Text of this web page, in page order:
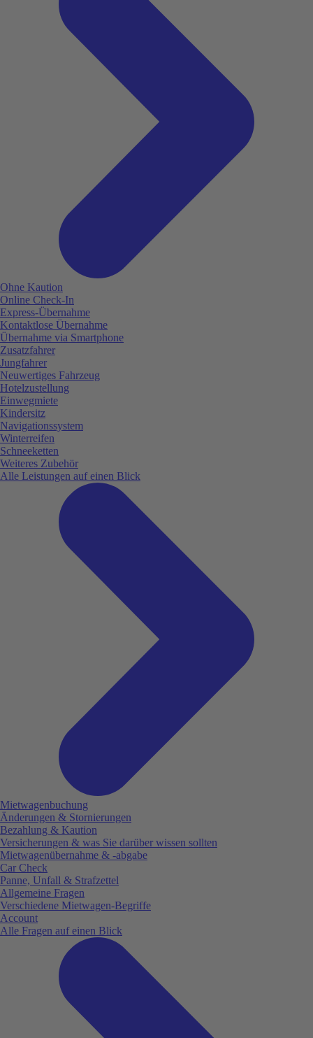
Ohne Kaution
Online Check-In
Express-Übernahme
Kontaktlose Übernahme
Übernahme via Smartphone
Zusatzfahrer
Jungfahrer
Neuwertiges Fahrzeug
Hotelzustellung
Einwegmiete
Kindersitz
Navigationssystem
Winterreifen
Schneeketten
Weiteres Zubehör
Alle Leistungen auf einen Blick
Mietwagenbuchung
Änderungen & Stornierungen
Bezahlung & Kaution
Versicherungen & was Sie darüber wissen sollten
Mietwagenübernahme & -abgabe
Car Check
Panne, Unfall & Strafzettel
Allgemeine Fragen
Verschiedene Mietwagen-Begriffe
Account
Alle Fragen auf einen Blick